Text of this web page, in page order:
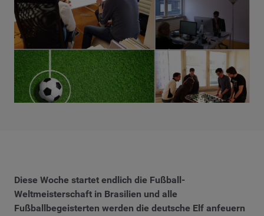
Diese Woche startet endlich die Fußball-
Weltmeisterschaft in Brasilien und alle
Fußballbegeisterten werden die deutsche Elf anfeuern